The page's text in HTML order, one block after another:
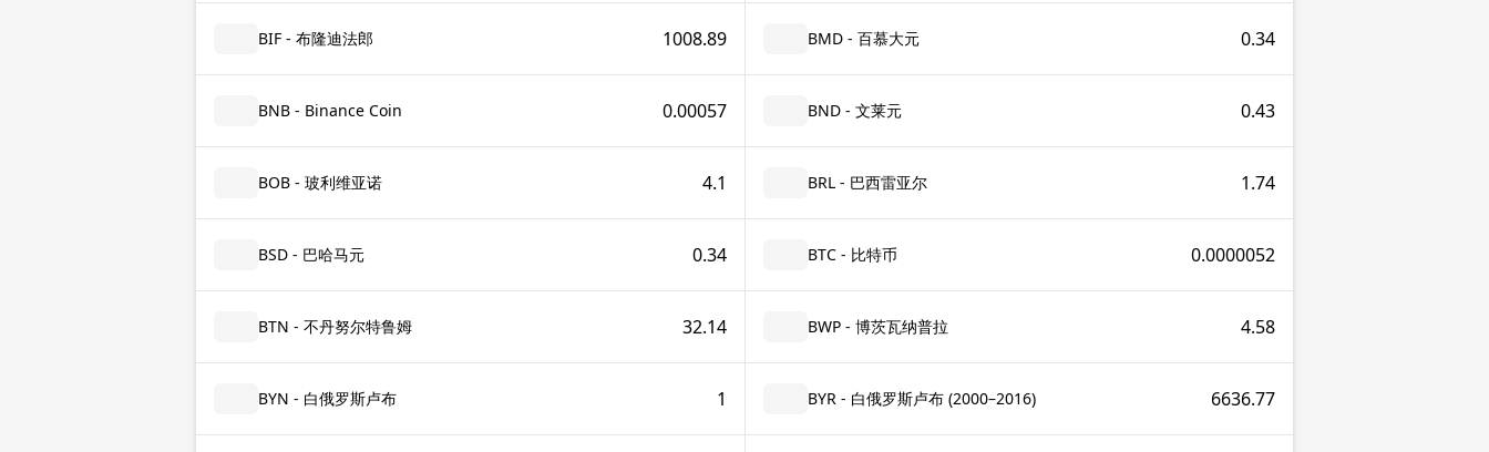
BIF - 布隆迪法郎 1008.89 BMD - 百慕大元 0.34
BNB - Binance Coin 0.00057 BND - 文莱元 0.43
BOB - 玻利维亚诺 4.1 BRL - 巴西雷亚尔 1.74
BSD - 巴哈马元 0.34 BTC - 比特币 0.0000052
BTN - 不丹努尔特鲁姆 32.14 BWP - 博茨瓦纳普拉 4.58
BYN - 白俄罗斯卢布 1 BYR - 白俄罗斯卢布 (2000–2016) 6636.77